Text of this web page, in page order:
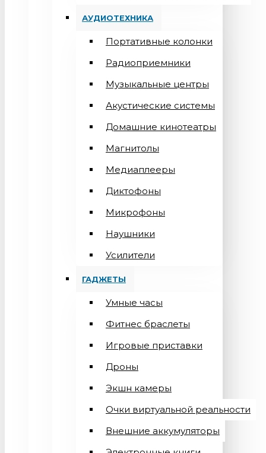
АУДИОТЕХНИКА
Портативные колонки
Радиоприемники
Музыкальные центры
Акустические системы
Домашние кинотеатры
Магнитолы
Медиаплееры
Диктофоны
Микрофоны
Наушники
Усилители
ГАДЖЕТЫ
Умные часы
Фитнес браслеты
Игровые приставки
Дроны
Экшн камеры
Очки виртуальной реальности
Внешние аккумуляторы